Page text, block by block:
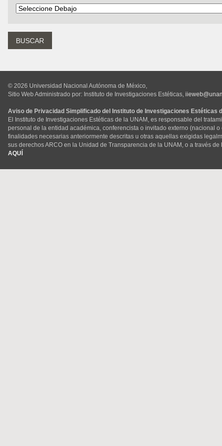
© 2026 Universidad Nacional Autónoma de México,
Sitio Web Administrado por: Instituto de Investigaciones Estéticas,
Aviso de Privacidad Simplificado del Instituto de Investigaciones Estéticas
El Instituto de Investigaciones Estéticas de la UNAM, es responsable del
personal de la entidad académica, conferencista o invitado externo (nacional
finalidades necesarias anteriormente descritas u otras aquellas exigidas
sus derechos ARCO en la Unidad de Transparencia de la UNAM, o a través
AQUÍ